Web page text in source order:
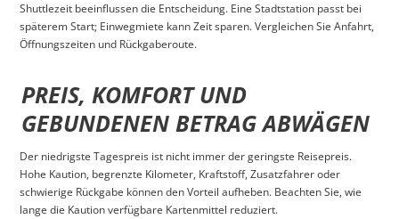
Shuttlezeit beeinflussen die Entscheidung. Eine Stadtstation passt bei
späterem Start; Einwegmiete kann Zeit sparen. Vergleichen Sie Anfahrt,
Öffnungszeiten und Rückgaberoute.
PREIS, KOMFORT UND
GEBUNDENEN BETRAG ABWÄGEN
Der niedrigste Tagespreis ist nicht immer der geringste Reisepreis.
Hohe Kaution, begrenzte Kilometer, Kraftstoff, Zusatzfahrer oder
schwierige Rückgabe können den Vorteil aufheben. Beachten Sie, wie
lange die Kaution verfügbare Kartenmittel reduziert.